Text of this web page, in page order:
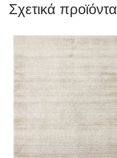
Σχετικά προϊόντα